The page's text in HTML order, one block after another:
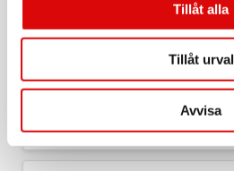
Tillåt alla
Tillåt urval
Avvisa
Nackkudde Komfort
92201.70